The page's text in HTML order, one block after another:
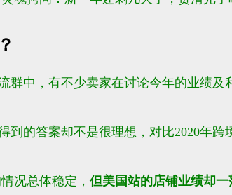
群中，有不少卖家在讨论今年的业绩及
到的答案却不是很理想，对比2020年
况总体稳定， 但美国站的店铺业绩却一